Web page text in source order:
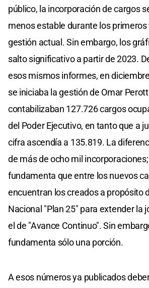
público, la incorporación de cargos
menos estable durante los primeros
gestión actual. Sin embargo, los
salto significativo a partir de 2023.
esos mismos informes, en
se iniciaba la gestión de Omar
contabilizaban 127.726 cargos
del Poder Ejecutivo, en tanto que a
cifra ascendía a 135.819. La
de más de ocho mil
fundamenta que entre los nuevos
encuentran los creados a propósito
Nacional "Plan 25" para extender la
el de "Avance Continuo". Sin
fundamenta sólo una porción.
A esos números ya publicados